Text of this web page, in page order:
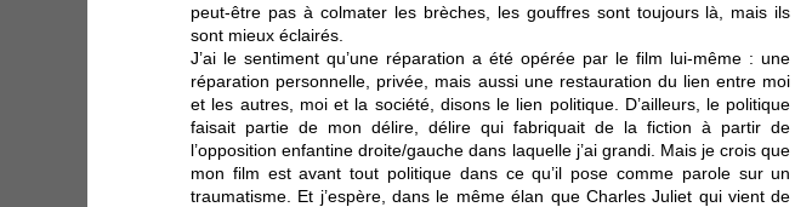
peut-être pas à colmater les brèches, les gouffres sont toujours là, mais ils
sont mieux éclairés.
J’ai le sentiment qu’une réparation a été opérée par le film lui-même : une
réparation personnelle, privée, mais aussi une restauration du lien entre moi
et les autres, moi et la société, disons le lien politique. D’ailleurs, le politique
faisait partie de mon délire, délire qui fabriquait de la fiction à partir de
l’opposition enfantine droite/gauche dans laquelle j’ai grandi. Mais je crois que
mon film est avant tout politique dans ce qu’il pose comme parole sur un
traumatisme. Et j’espère, dans le même élan que Charles Juliet qui vient de